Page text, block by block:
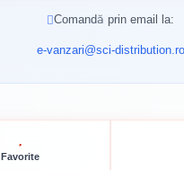
Comandă prin email la:
e-vanzari@sci-distribution.ro
Favorite